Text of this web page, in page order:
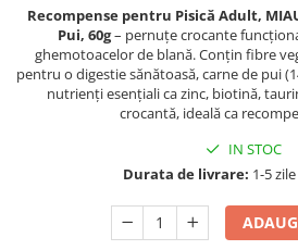
Castroane și Adapatori
Cuști și Genți
Zgărzi, Lese & Hamuri
Jucării Câini
Castroane & Adapatori Pisici
Cuști & Genți Pisici
Litiere Pisici
Jucării Pisici
Recompense pentru Pisică Adult,
Pui, 60g– pernuțe crocante
ghemotoacelor de blană. Conțin fibre
pentru o digestie sănătoasă, carne de pui
nutrienți esențiali ca zinc, biotină,
crocantă, ideală ca
IN STOC
Durata de livrare: 1-5